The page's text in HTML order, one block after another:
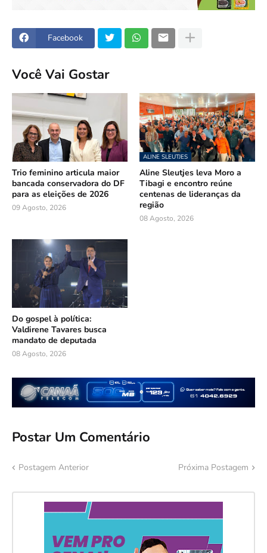
Facebook
Você Vai Gostar
Trio feminino articula maior
bancada conservadora do DF
para as eleições de 2026
09 Agosto, 2026
ALINE SLEUTJES
Aline Sleutjes leva Moro a
Tibagi e encontro reúne
centenas de lideranças da
região
08 Agosto, 2026
Do gospel à política:
Valdirene Tavares busca
mandato de deputada
08 Agosto, 2026
Postar Um Comentário
Postagem Anterior Próxima Postagem